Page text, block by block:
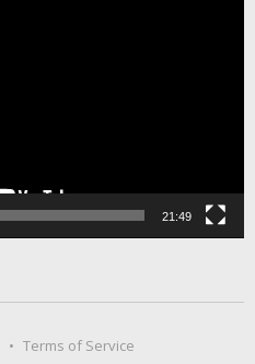
21:49
Terms of Service